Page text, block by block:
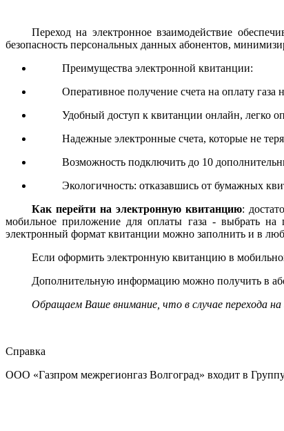
Переход на электронное взаимодействие
безопасность персональных данных абонентов,
Преимущества электронной квитанции:
Оперативное получение счета на оплату газа
Удобный доступ к квитанции онлайн, легко
Надежные электронные счета, которые не
Возможность подключить до 10
Экологичность: отказавшись от бумажных
Как перейти на электронную квитанцию:
мобильное приложение для оплаты газа - выбрать на
электронный формат квитанции можно заполнить и в
Если оформить электронную квитанцию в
Дополнительную информацию можно получить в
Обращаем Ваше внимание, что в случае перехода
Справка
ООО «Газпром межрегионгаз Волгоград» входит в